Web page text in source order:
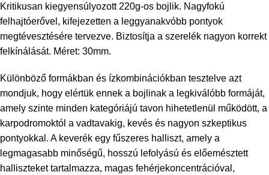
Kritikusan kiegyensúlyozott 220g-os bojlik. Nagyfokú
felhajtóerővel, kifejezetten a leggyanakvóbb pontyok
megtévesztésére tervezve. Biztosítja a szerelék nagyon korrekt
felkínálását. Méret: 30mm.
Különböző formákban és ízkombinációkban tesztelve azt
mondjuk, hogy elértük ennek a bojlinak a legkiválóbb formáját,
amely szinte minden kategóriájú tavon hihetetlenül működött, a
karpodromoktól a vadtavakig, kevés és nagyon szkeptikus
pontyokkal. A keverék egy fűszeres halliszt, amely a
legmagasabb minőségű, hosszú lefolyású és előemésztett
halliszteket tartalmazza, magas fehérjekoncentrációval,